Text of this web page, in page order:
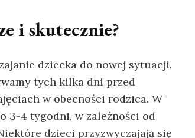
i skutecznie?
dziecka do nowej sytuacji.
tych kilka dni przed
w obecności rodzica. W
3-4 tygodni, w zależności od
dzieci przyzwyczajają się